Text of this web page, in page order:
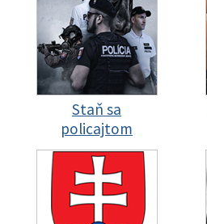
Staň sa
policajtom